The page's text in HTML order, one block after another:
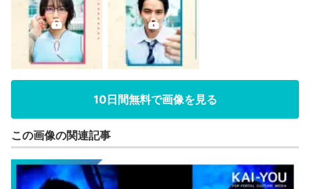
10日間無料で画像を見る
この画像の関連記事